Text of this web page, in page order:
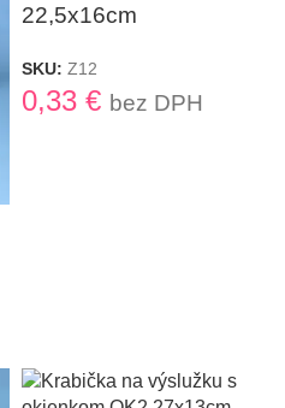
22,5x16cm
SKU: Z12
0,33 € bez DPH